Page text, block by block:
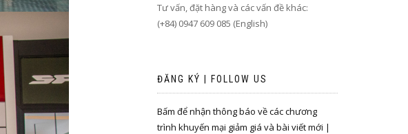
Tư vấn, đặt hàng và các vấn đề khác:
(+84) 0947 609 085 (English)
ĐĂNG KÝ | FOLLOW US
Bấm để nhận thông báo về các chương
trình khuyến mại giảm giá và bài viết mới |